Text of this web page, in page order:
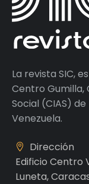
La revista SIC,
Centro Gumilla,
Social (CIAS)
Venezuela.
Dirección
Edificio Centro
Luneta,